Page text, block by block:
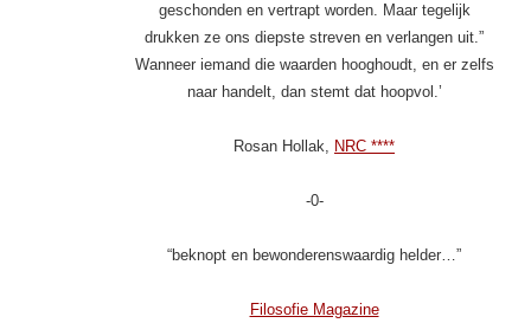
geschonden en vertrapt worden. Maar tegelijk
drukken ze ons diepste streven en verlangen uit.”
Wanneer iemand die waarden hooghoudt, en er zelfs
naar handelt, dan stemt dat hoopvol.’
Rosan Hollak, NRC ****
-0-
“beknopt en bewonderenswaardig helder…”
Filosofie Magazine